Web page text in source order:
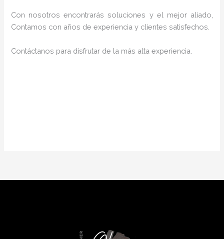
Con nosotros encontrarás soluciones y el mejor aliado,
Contamos con años de experiencia y clientes satisfechos.
Contáctanos para disfrutar de la más alta experiencia.